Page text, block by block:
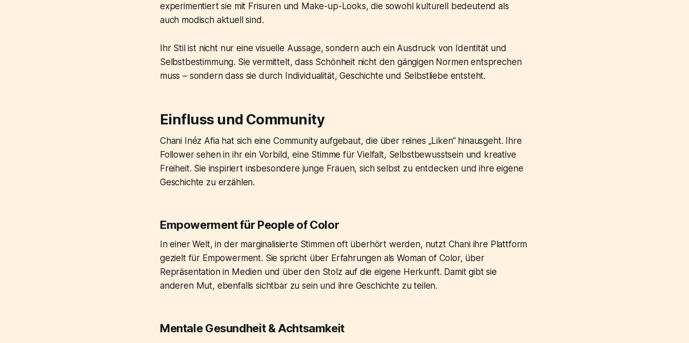
experimentiert sie mit Frisuren und Make-up-Looks, die sowohl kulturell bedeutend als
auch modisch aktuell sind.
Ihr Stil ist nicht nur eine visuelle Aussage, sondern auch ein Ausdruck von Identität und
Selbstbestimmung. Sie vermittelt, dass Schönheit nicht den gängigen Normen entsprechen
muss – sondern dass sie durch Individualität, Geschichte und Selbstliebe entsteht.
Einfluss und Community
Chani Inéz Afia hat sich eine Community aufgebaut, die über reines „Liken“ hinausgeht. Ihre
Follower sehen in ihr ein Vorbild, eine Stimme für Vielfalt, Selbstbewusstsein und kreative
Freiheit. Sie inspiriert insbesondere junge Frauen, sich selbst zu entdecken und ihre eigene
Geschichte zu erzählen.
Empowerment für People of Color
In einer Welt, in der marginalisierte Stimmen oft überhört werden, nutzt Chani ihre Plattform
gezielt für Empowerment. Sie spricht über Erfahrungen als Woman of Color, über
Repräsentation in Medien und über den Stolz auf die eigene Herkunft. Damit gibt sie
anderen Mut, ebenfalls sichtbar zu sein und ihre Geschichte zu teilen.
Mentale Gesundheit & Achtsamkeit